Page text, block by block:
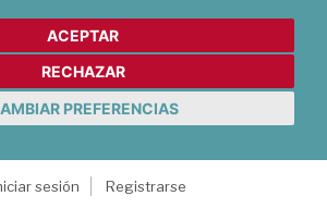
ACEPTAR
RECHAZAR
PREFERENCIAS
sesión
Registrarse